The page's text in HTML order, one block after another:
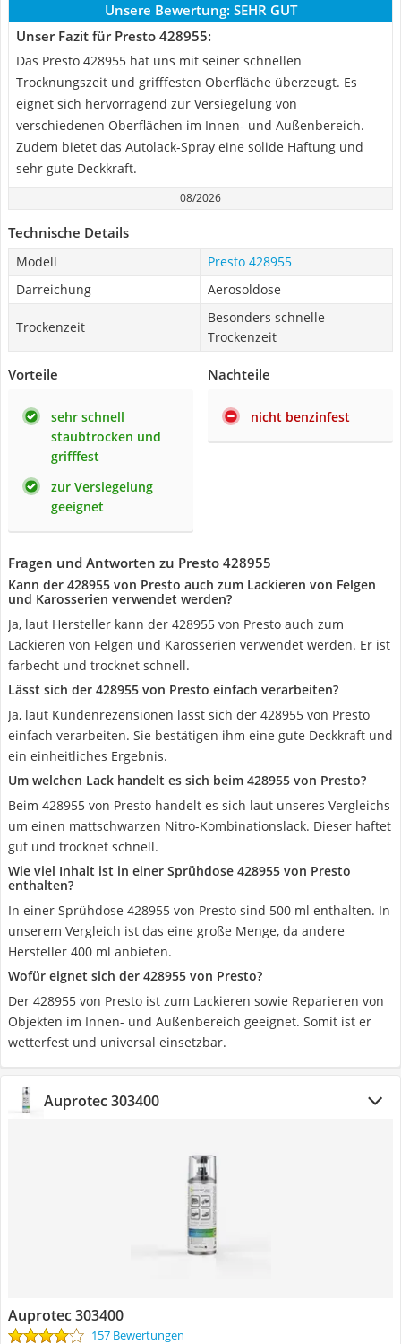
Unsere Bewertung: SEHR GUT
Unser Fazit für Presto 428955:
Das Presto 428955 hat uns mit seiner schnellen
Trocknungszeit und grifffesten Oberfläche überzeugt. Es
eignet sich hervorragend zur Versiegelung von
verschiedenen Oberflächen im Innen- und Außenbereich.
Zudem bietet das Autolack-Spray eine solide Haftung und
sehr gute Deckkraft.
08/2026
Technische Details
Modell
Presto 428955
Darreichung
Aerosoldose
Trockenzeit
Besonders schnelle
Trockenzeit
Vorteile
sehr schnell
staubtrocken und
grifffest
zur Versiegelung
geeignet
Nachteile
nicht benzinfest
Fragen und Antworten zu Presto 428955
Kann der 428955 von Presto auch zum Lackieren von Felgen
und Karosserien verwendet werden?
Ja, laut Hersteller kann der 428955 von Presto auch zum
Lackieren von Felgen und Karosserien verwendet werden. Er ist
farbecht und trocknet schnell.
Lässt sich der 428955 von Presto einfach verarbeiten?
Ja, laut Kundenrezensionen lässt sich der 428955 von Presto
einfach verarbeiten. Sie bestätigen ihm eine gute Deckkraft und
ein einheitliches Ergebnis.
Um welchen Lack handelt es sich beim 428955 von Presto?
Beim 428955 von Presto handelt es sich laut unseres Vergleichs
um einen mattschwarzen Nitro-Kombinationslack. Dieser haftet
gut und trocknet schnell.
Wie viel Inhalt ist in einer Sprühdose 428955 von Presto
enthalten?
In einer Sprühdose 428955 von Presto sind 500 ml enthalten. In
unserem Vergleich ist das eine große Menge, da andere
Hersteller 400 ml anbieten.
Wofür eignet sich der 428955 von Presto?
Der 428955 von Presto ist zum Lackieren sowie Reparieren von
Objekten im Innen- und Außenbereich geeignet. Somit ist er
wetterfest und universal einsetzbar.
Auprotec 303400
Auprotec 303400
157 Bewertungen